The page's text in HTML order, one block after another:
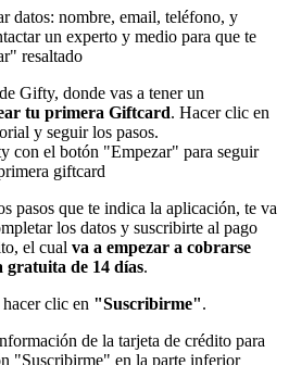
Gifty, donde vas a tener un
tu primera Giftcard. Hacer clic en
y seguir los pasos.
pasos que te indica la aplicación, te va
los datos y suscribirte al pago
el cual va a empezar a cobrarse
gratuita de 14 días.
clic en "Suscribirme".